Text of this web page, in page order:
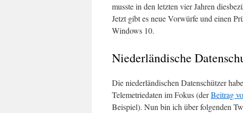
musste in den letzten vier Jahren
Jetzt gibt es neue Vorwürfe und einen
Windows 10.
Niederländische
Die niederländischen Datenschützer
Telemetriedaten im Fokus (derBeitrag
Beispiel). Nun bin ich über folgenden